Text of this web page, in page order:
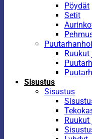
Pöydät
Setit
Sisustus
Sisustus